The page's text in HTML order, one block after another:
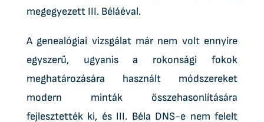
megegyezett III. Béláéval.
A genealógiai vizsgálat már nem volt ennyire
egyszerű, ugyanis a rokonsági fokok
meghatározására használt módszereket
modern minták összehasonlítására
fejlesztették ki, és III. Béla DNS-e nem felelt